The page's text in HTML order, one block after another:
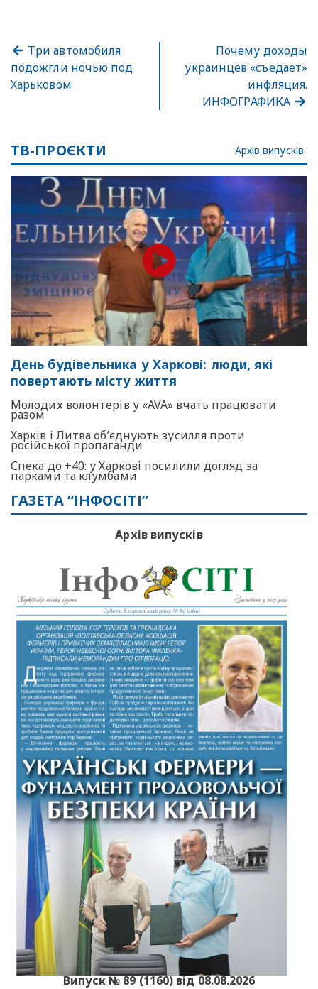
Три автомобиля
подожгли ночью под
Харьковом
Почему доходы
украинцев «съедает»
инфляция.
ИНФОГРАФИКА
ТВ-ПРОЄКТИ Архів випусків
День будівельника у Харкові: люди, які
повертають місту життя
Молодих волонтерів у «AVA» вчать працювати
разом
Харків і Литва об’єднують зусилля проти
російської пропаганди
Спека до +40: у Харкові посилили догляд за
парками та клумбами
ГАЗЕТА “ІНФОСІТІ”
Архів випусків
Випуск № 89 (1160) від 08.08.2026